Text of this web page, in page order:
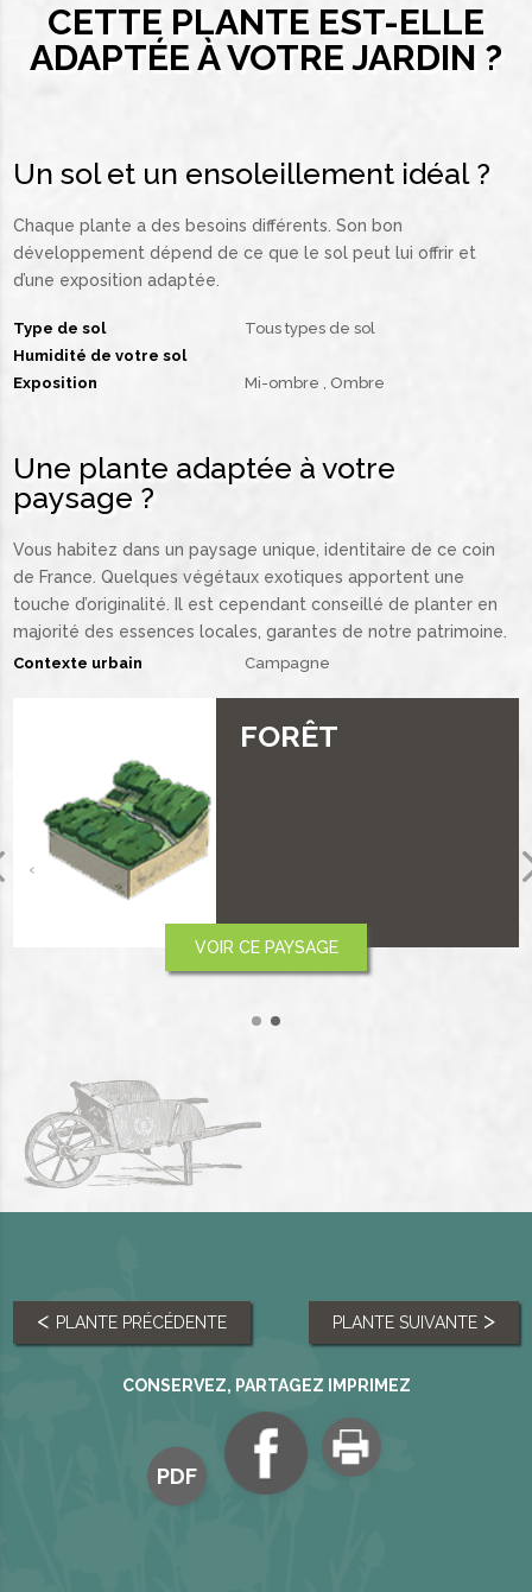
CETTE PLANTE EST-ELLE
ADAPTÉE À VOTRE JARDIN ?
Un sol et un ensoleillement idéal ?
Chaque plante a des besoins différents. Son bon
développement dépend de ce que le sol peut lui offrir et
d’une exposition adaptée.
Type de sol
Tous types de sol
Humidité de votre sol
Exposition
Mi-ombre Ombre
Une plante adaptée à votre
paysage ?
Vous habitez dans un paysage unique, identitaire de ce coin
de France. Quelques végétaux exotiques apportent une
touche d’originalité. Il est cependant conseillé de planter en
majorité des essences locales, garantes de notre patrimoine.
Contexte urbain Campagne
VALLÉE
VOIR CE PAYSAGE
‹
PLANTE PRÉCÉDENTE PLANTE SUIVANTE
CONSERVEZ, PARTAGEZ IMPRIMEZ
PDF